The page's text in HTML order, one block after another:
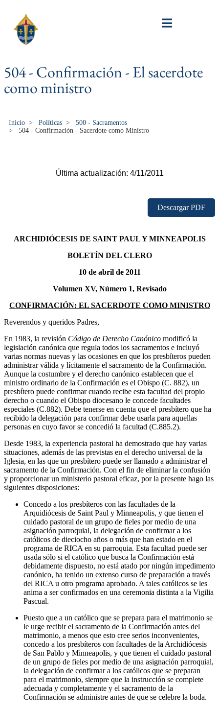
504 - Confirmación - El sacerdote
como ministro
Inicio > Políticas >
500 - Sacramentos
>
504 - Confirmación - Sacerdote como Ministro
Última actualización: 4/11/2011
Descargar PDF
ARCHIDIÓCESIS DE SAINT PAUL Y MINNEAPOLIS
BOLETÍN DEL CLERO
10 de abril de 2011
Volumen XV, Número 1, Revisado
CONFIRMACIÓN: EL SACERDOTE COMO MINISTRO
Reverendos y queridos Padres,
En 1983, la revisión Código de Derecho Canónico modificó la
legislación canónica que regula todos los sacramentos e incluyó
varias normas nuevas y las ocasiones en que los presbíteros pueden
administrar válida y lícitamente el sacramento de la Confirmación.
Aunque la costumbre y el derecho canónico establecen que el
ministro ordinario de la Confirmación es el Obispo (C. 882), un
presbítero puede confirmar cuando recibe esta facultad del propio
derecho o cuando el Obispo diocesano le concede facultades
especiales (C.882). Debe tenerse en cuenta que el presbítero que ha
recibido la delegación para confirmar debe usarla para aquellas
personas en cuyo favor se concedió la facultad (C.885.2).
Desde 1983, la experiencia pastoral ha demostrado que hay varias
situaciones, además de las previstas en el derecho universal de la
Iglesia, en las que un presbítero puede ser llamado a administrar el
sacramento de la Confirmación. Con el fin de eliminar la confusión
y proporcionar un ministerio pastoral eficaz, por la presente hago las
siguientes disposiciones:
Concedo a los presbíteros con las facultades de la
Arquidiócesis de Saint Paul y Minneapolis, y que tienen el
cuidado pastoral de un grupo de fieles por medio de una
asignación parroquial, la delegación de confirmar a los
católicos de dieciocho años o más que han estado en el
programa de RICA en su parroquia. Esta facultad puede ser
usada sólo si el católico que busca la Confirmación está
debidamente dispuesto, no está atado por ningún impedimento
canónico, ha tenido un extenso curso de preparación a través
del RICA u otro programa aprobado. A tales católicos se les
anima a ser confirmados en una ceremonia distinta a la Vigilia
Pascual.
Puesto que a un católico que se prepara para el matrimonio se
le urge recibir el sacramento de la Confirmación antes del
matrimonio, a menos que esto cree serios inconvenientes,
concedo a los presbíteros con facultades de la Archidiócesis
de San Pablo y Minneapolis, y que tienen el cuidado pastoral
de un grupo de fieles por medio de una asignación parroquial,
la delegación de confirmar a los católicos que se preparan
para el matrimonio, siempre que la instrucción se complete
adecuada y completamente y el sacramento de la
Confirmación se administre antes de que se celebre la boda.